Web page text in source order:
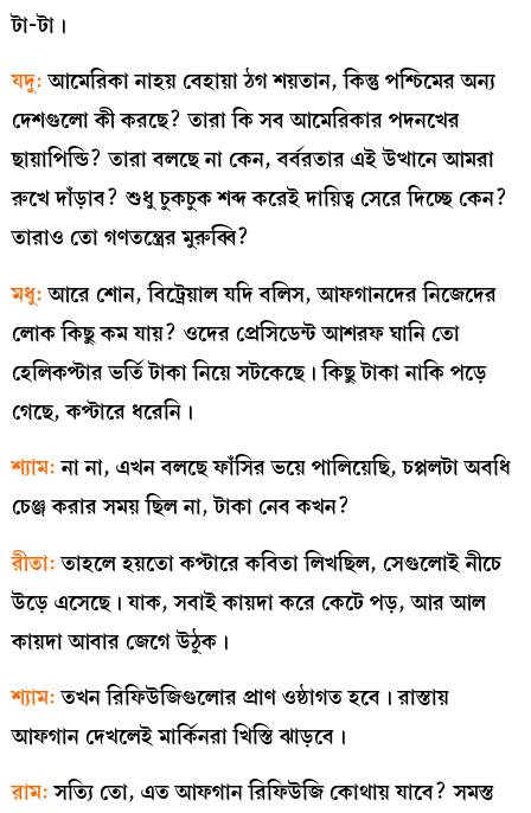
টা-টা।
যদু:আমেরিকা নাহয় বেহায়া ঠগ শয়তান, কিন্তু পশ্চিমের অন্য
দেশগুলো কী করছে? তারা কি সব আমেরিকার পদনখের
ছায়াপিন্ডি? তারা বলছে না কেন, বর্বরতার এই উত্থানে আমরা
রুখে দাঁড়াব? শুধু চুকচুক শব্দ করেই দায়িত্ব সেরে দিচ্ছে কেন?
তারাও তো গণতন্ত্রের মুরুব্বি?
মধু:আরে শোন, বিট্রেয়াল যদি বলিস, আফগানদের নিজেদের
লোক কিছু কম যায়? ওদের প্রেসিডেন্ট আশরফ ঘানি তো
হেলিকপ্টার ভর্তি টাকা নিয়ে সটকেছে। কিছু টাকা নাকি পড়ে
গেছে, কপ্টারে ধরেনি।
শ্যাম:না না, এখন বলছে ফাঁসির ভয়ে পালিয়েছি, চপ্পলটা অবধি
চেঞ্জ করার সময় ছিল না, টাকা নেব কখন?
রীতা:তাহলে হয়তো কপ্টারে কবিতা লিখছিল, সেগুলোই নীচে
উড়ে এসেছে। যাক, সবাই কায়দা করে কেটে পড়, আর আল
কায়দা আবার জেগে উঠুক।
শ্যাম:তখন রিফিউজিগুলোর প্রাণ ওষ্ঠাগত হবে। রাস্তায়
আফগান দেখলেই মার্কিনরা খিস্তি ঝাড়বে।
রাম:সত্যি তো, এত আফগান রিফিউজি কোথায় যাবে? সমস্ত